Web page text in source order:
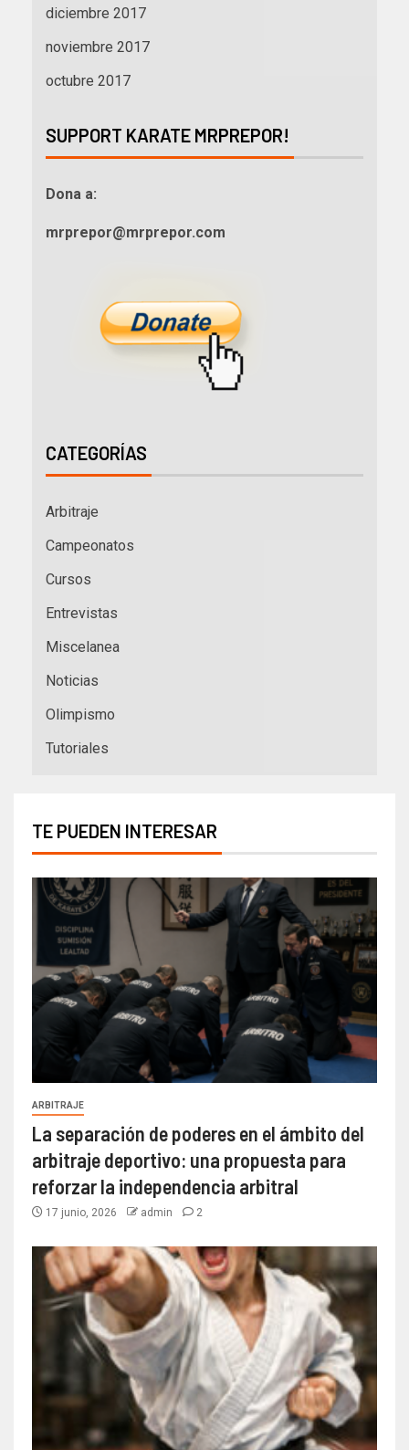
diciembre 2017
noviembre 2017
octubre 2017
SUPPORT KARATE MRPREPOR!
Dona a:
mrprepor@mrprepor.com
CATEGORÍAS
Arbitraje
Campeonatos
Cursos
Entrevistas
Miscelanea
Noticias
Olimpismo
Tutoriales
TE PUEDEN INTERESAR
ARBITRAJE
La separación de poderes en el ámbito del
arbitraje deportivo: una propuesta para
reforzar la independencia arbitral
17 junio, 2026 admin 2